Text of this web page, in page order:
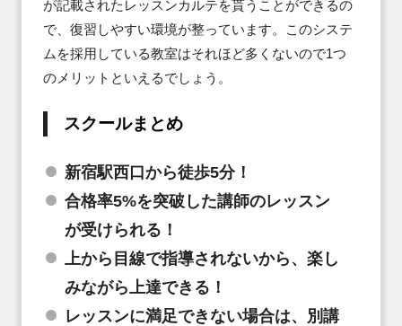
が記載されたレッスンカルテを貰うことができるの
で、復習しやすい環境が整っています。このシステ
ムを採用している教室はそれほど多くないので1つ
のメリットといえるでしょう。
スクールまとめ
新宿駅西口から徒歩5分！
合格率5%を突破した講師のレッスン
が受けられる！
上から目線で指導されないから、楽し
みながら上達できる！
レッスンに満足できない場合は、別講